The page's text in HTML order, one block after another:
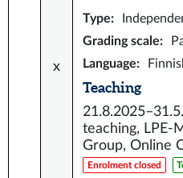
x
Type:
Grading scale:
Language:
Teaching
teaching, LPE-
Group, Online
Enrolment closed